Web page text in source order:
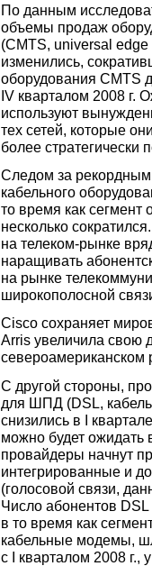
По данным
объемы продаж
(CMTS, universal edge
изменились,
оборудования CMTS
IV кварталом 2008 г.
используют
тех сетей, которые
более стратегически
Следом за
кабельного
то время как сегмент
несколько
на телеком-рынке
наращивать
на рынке
широкополосной
Cisco сохраняет
Arris увеличила свою
североамериканском
С другой стороны,
для ШПД (DSL,
снизились в I
можно будет ожидать
провайдеры начнут
интегрированные и
(голосовой связи,
Число абонентов DSL
в то время как
кабельные модемы,
с I кварталом 2008 г.,